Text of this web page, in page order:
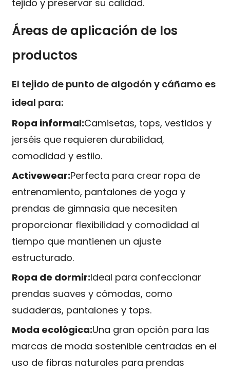
tejido y preservar su calidad.
Áreas de aplicación de los
productos
El tejido de punto de algodón y cáñamo es
ideal para:
Ropa informal:Camisetas, tops, vestidos y
jerséis que requieren durabilidad,
comodidad y estilo.
Activewear:Perfecta para crear ropa de
entrenamiento, pantalones de yoga y
prendas de gimnasia que necesiten
proporcionar flexibilidad y comodidad al
tiempo que mantienen un ajuste
estructurado.
Ropa de dormir:Ideal para confeccionar
prendas suaves y cómodas, como
sudaderas, pantalones y tops.
Moda ecológica:Una gran opción para las
marcas de moda sostenible centradas en el
uso de fibras naturales para prendas